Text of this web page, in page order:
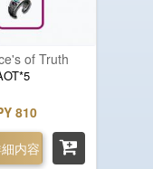
of Truth
810
内容